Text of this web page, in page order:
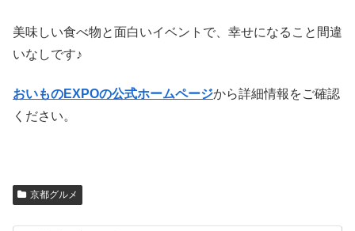
美味しい食べ物と面白いイベントで、幸せになること間違
いなしです♪
おいものEXPOの公式ホームページから詳細情報をご確認
ください。
京都グルメ